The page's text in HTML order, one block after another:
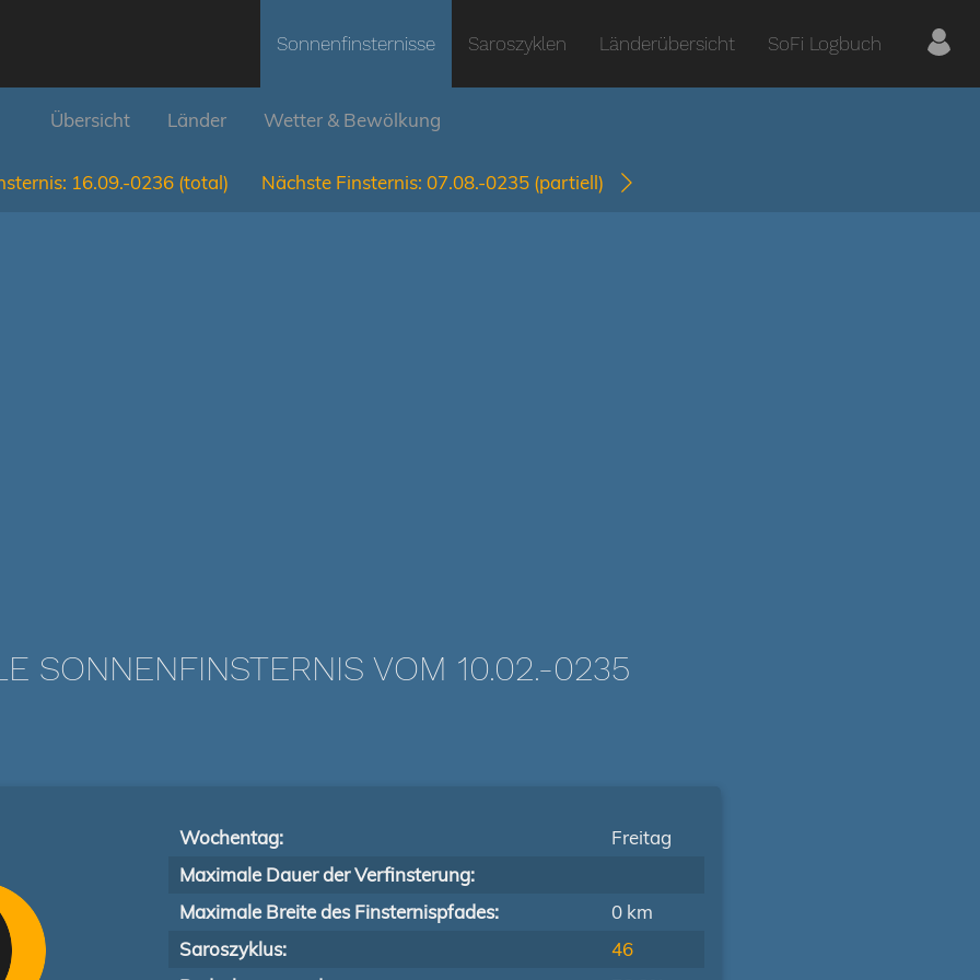
Sonnenfinsternisse Saroszyklen Länderübersicht SoFi Logbuch
Übersicht Länder Wetter & Bewölkung
16.09.-0236 (total) Nächste Finsternis: 07.08.-0235 (partiell)
SONNENFINSTERNIS VOM 10.02.-0235
Wochentag:
Freitag
Maximale Dauer der Verfinsterung:
Maximale Breite des Finsternispfades:
0 km
Saroszyklus:
46